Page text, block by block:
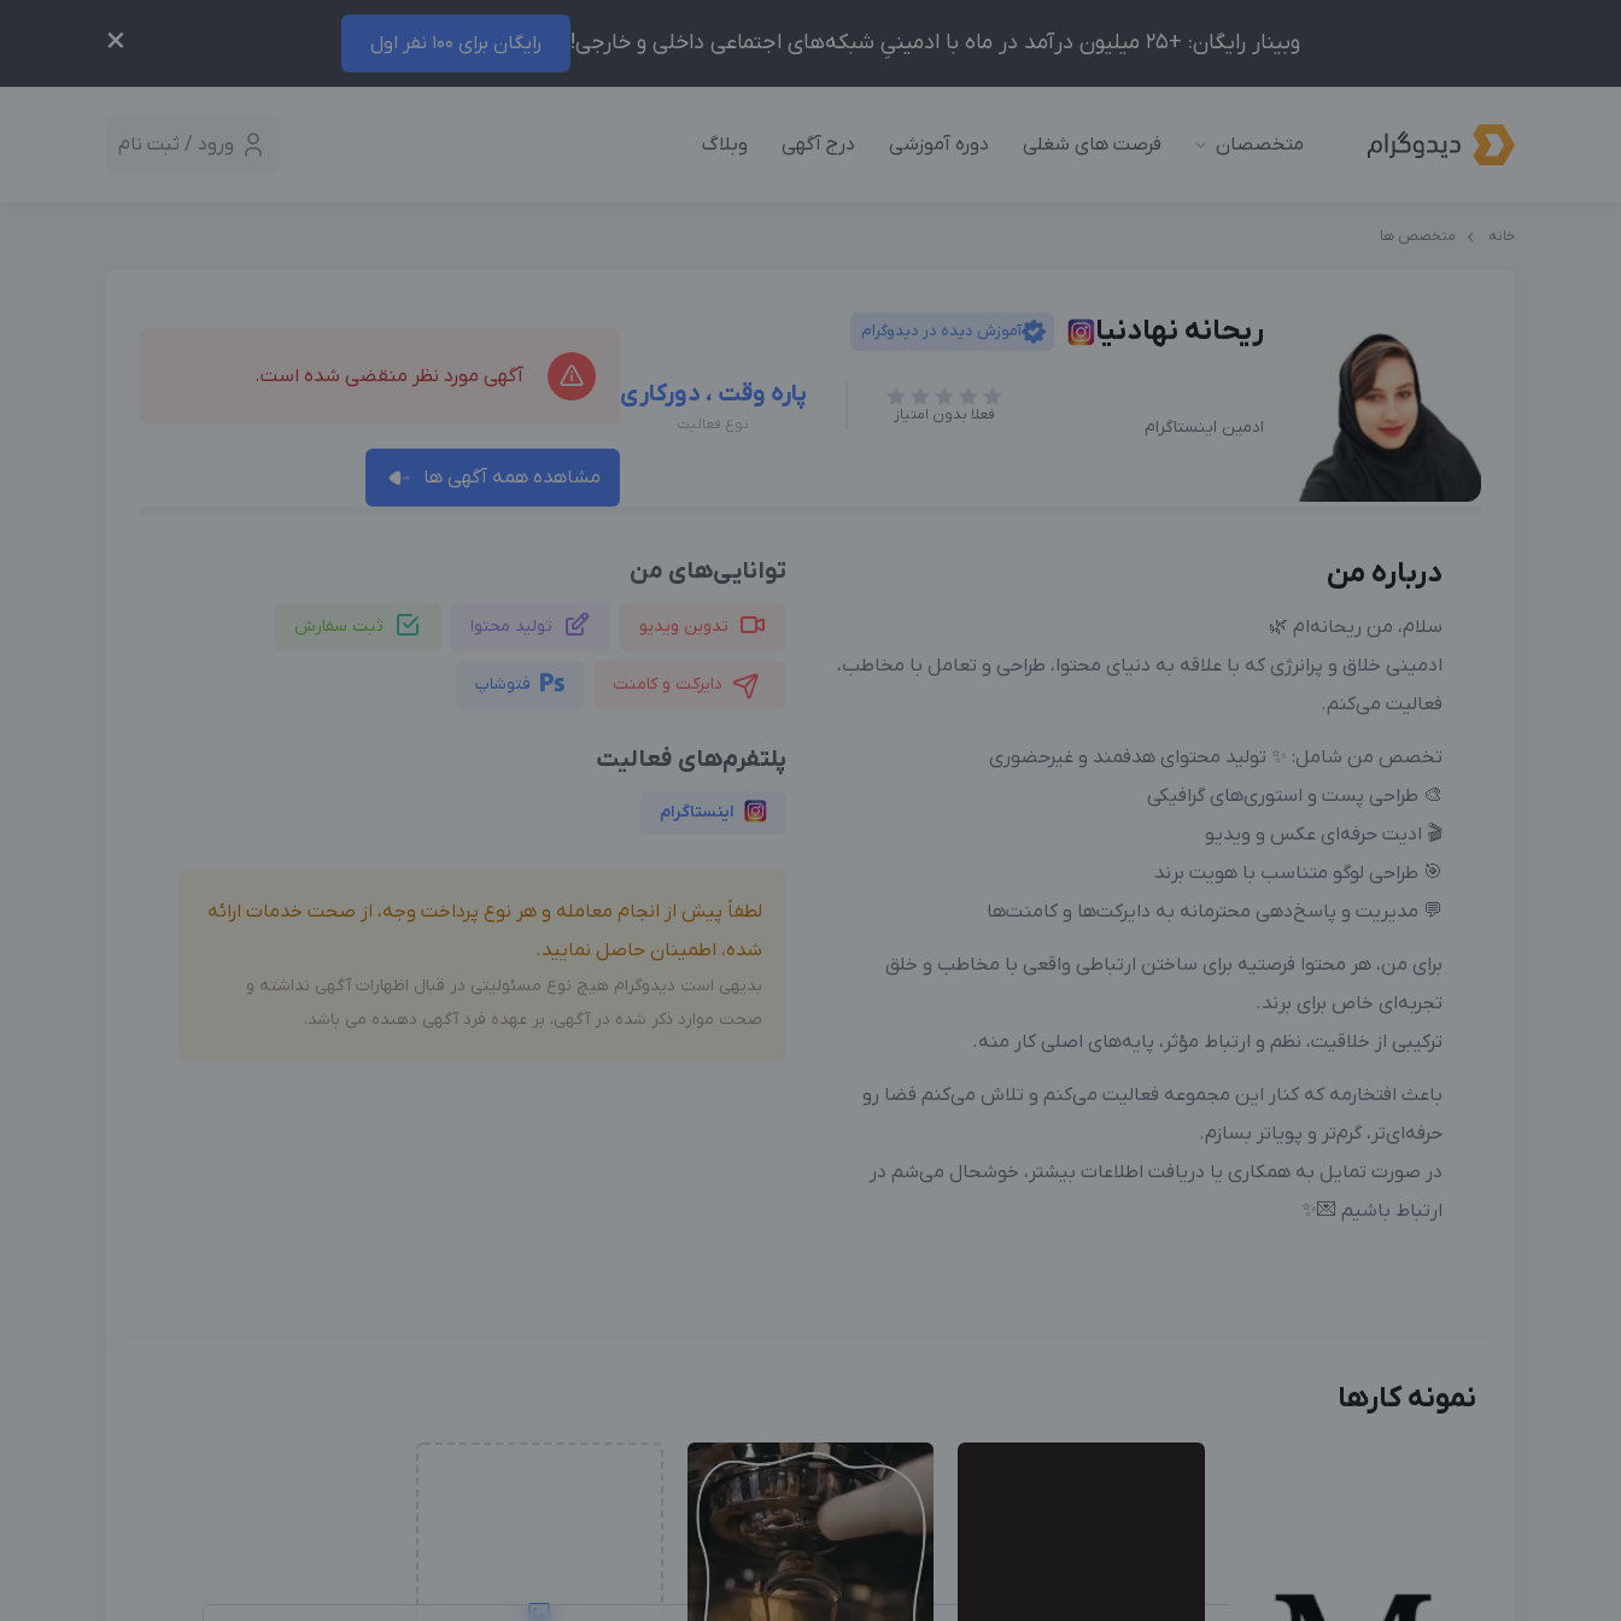
وبینار رایگان: +25 میلیون درآمد در ماه با ادمینیِ شبکه‌های اجتماعی داخلی و خارجی! رایگان برای 100 نفر اول ×
متخصصان فرصت های شغلی دوره آموزشی درج آگهی وبلاگ ورود / ثبت نام
خانه متخصص ها
ریحانه نهادنیا آموزش دیده در دیدوگرام
ادمین اینستاگرام
فعلا بدون امتیاز
پاره وقت ، دورکاری
نوع فعالیت
آگهی مورد نظر منقضی شده است.
مشاهده همه آگهی ها
درباره من
سلام، من ریحانه‌ام 🌿
ادمینی خلاق و پرانرژی که با علاقه به دنیای محتوا، طراحی و تعامل با مخاطب،
فعالیت می‌کنم.
تخصص من شامل: ✨ تولید محتوای هدفمند و غیرحضوری
🎨 طراحی پست و استوری‌های گرافیکی
🎬 ادیت حرفه‌ای عکس و ویدیو
🎯 طراحی لوگو متناسب با هویت برند
💬 مدیریت و پاسخ‌دهی محترمانه به دایرکت‌ها و کامنت‌ها
برای من، هر محتوا فرصتیه برای ساختن ارتباطی واقعی با مخاطب و خلق
تجربه‌ای خاص برای برند.
ترکیبی از خلاقیت، نظم و ارتباط مؤثر، پایه‌های اصلی کار منه.
باعث افتخارمه که کنار این مجموعه فعالیت می‌کنم و تلاش می‌کنم فضا رو
حرفه‌ای‌تر، گرم‌تر و پویا‌تر بسازم.
در صورت تمایل به همکاری یا دریافت اطلاعات بیشتر، خوشحال می‌شم در
ارتباط باشیم 💌✨
توانایی‌های من
تدوین ویدیو تولید محتوا ثبت سفارش
دایرکت و کامنت فتوشاپ
پلتفرم‌های فعالیت
اینستاگرام
لطفاً پیش از انجام معامله و هر نوع پرداخت وجه، از صحت خدمات ارائه
شده، اطمینان حاصل نمایید.
بدیهی است دیدوگرام هیچ نوع مسئولیتی در قبال اظهارات آگهی نداشته و
صحت موارد ذکر شده در آگهی، بر عهده فرد آگهی دهنده می باشد.
نمونه کارها